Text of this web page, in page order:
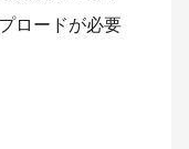
ロードが必要